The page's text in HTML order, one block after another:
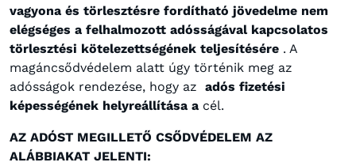
vagyona és törlesztésre fordítható jövedelme nem
elégséges a felhalmozott adósságával kapcsolatos
törlesztési kötelezettségének teljesítésére . A
magáncsődvédelem alatt úgy történik meg az
adósságok rendezése, hogy az adós fizetési
képességének helyreállítása a cél.
AZ ADÓST MEGILLETŐ CSŐDVÉDELEM AZ
ALÁBBIAKAT JELENTI: